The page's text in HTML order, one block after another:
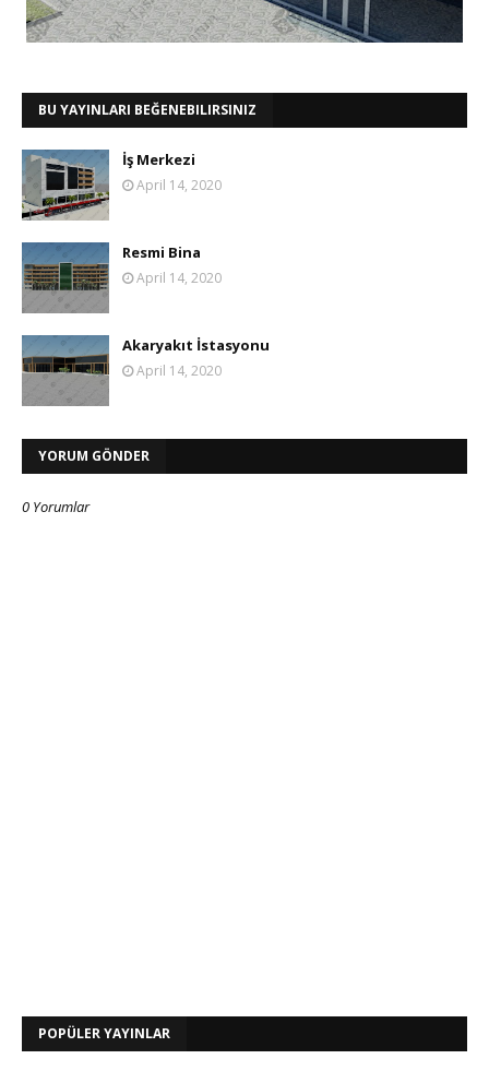
BU YAYINLARI BEĞENEBILIRSINIZ
İş Merkezi
April 14, 2020
Resmi Bina
April 14, 2020
Akaryakıt İstasyonu
April 14, 2020
YORUM GÖNDER
0 Yorumlar
POPÜLER YAYINLAR